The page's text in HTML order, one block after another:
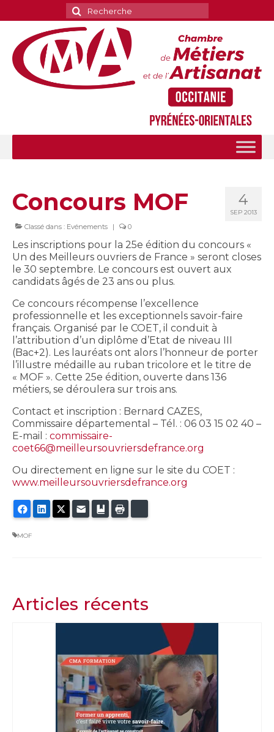
Rechercher
:
4
SEP 2013
Concours MOF
Classé dans : Evénements | 0
Les inscriptions pour la 25e édition du concours «
Un des Meilleurs ouvriers de France » seront closes
le 30 septembre. Le concours est ouvert aux
candidats âgés de 23 ans ou plus.
Ce concours récompense l’excellence
professionnelle et les exceptionnels savoir-faire
français. Organisé par le COET, il conduit à
l’attribution d’un diplôme d’Etat de niveau III
(Bac+2). Les lauréats ont alors l’honneur de porter
l’illustre médaille au ruban tricolore et le titre de
« MOF ». Cette 25e édition, ouverte dans 136
métiers, se déroulera sur trois ans.
Contact et inscription : Bernard CAZES,
Commissaire départemental – Tél. : 06 03 15 02 40 –
E-mail : commissaire-
coet66@meilleursouvriersdefrance.org
Ou directement en ligne sur le site du COET :
www.meilleursouvriersdefrance.org
FacebookLinkedInTwitter
E-mail Ajouter aux favoris
MOF
Articles récents